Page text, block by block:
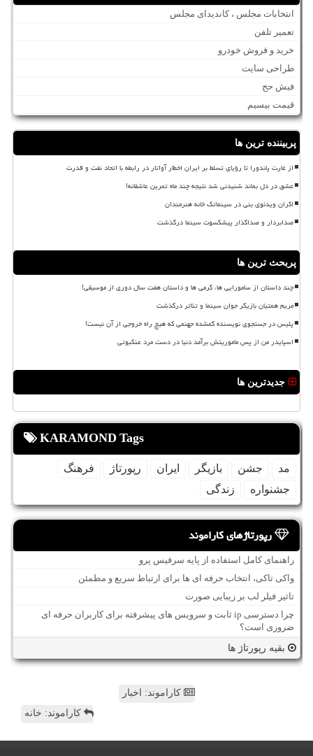
انتخابات مجلس ، کاندیدای مجلس
تعمیر تلفن
خرید و فروش خودرو
طراحی سایت
فیش حج
قیمت بیسیم
پربیننده ترین ها
از غارت پاندورا تا رؤیای تسلط بر ایران اخطار آواتار در رابطه با اتحاد نفت و قدرت
عشق در دل بماند شنیدنی شد نتیجه چند ماه تمرین عاشقانه!
اکران ویدئوی بنی در سینماتک خانه هنرمندان
صدابردار و صداگذار پیشکسوت سینما درگذشت
پربحث ترین ها
چند داستان از سامورایی ها، گرمی ها و داستان هفت سال دوری از موسیقی!
مریم همتیان بازیگر جوان سینما و تئاتر درگذشت
پلیس در جستجوی نویسنده گمشده جهنمی که هیچ راه خروجی از آن نیست!
اسپایدر من از پس ماموریتش برآمد دنیا در دست مرد عنکبوتی
جدیدترین ها
KARAMOND Tags
مد جشن بازیگر ایران رپورتاژ
فرهنگ
جشنواره
زندگی
رپورتاژهای کاراموند
راهنمای کامل استفاده از پایه سرفیس پرو
واکی تاکی، انتخاب حرفه ای ها برای ارتباط سریع و مطمئن
تاثیر فیلر لب بر زیبایی صورت
چرا دسترسی ip ثابت و سرویس های پیشرفته برای کاربران حرفه ای
ضروری است؟
بقیه رپورتاژ ها
کاراموند: اخبار
کاراموند: خانه